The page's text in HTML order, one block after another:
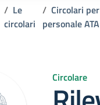
Le
circolari
Circolari
personale ATA
Circolare